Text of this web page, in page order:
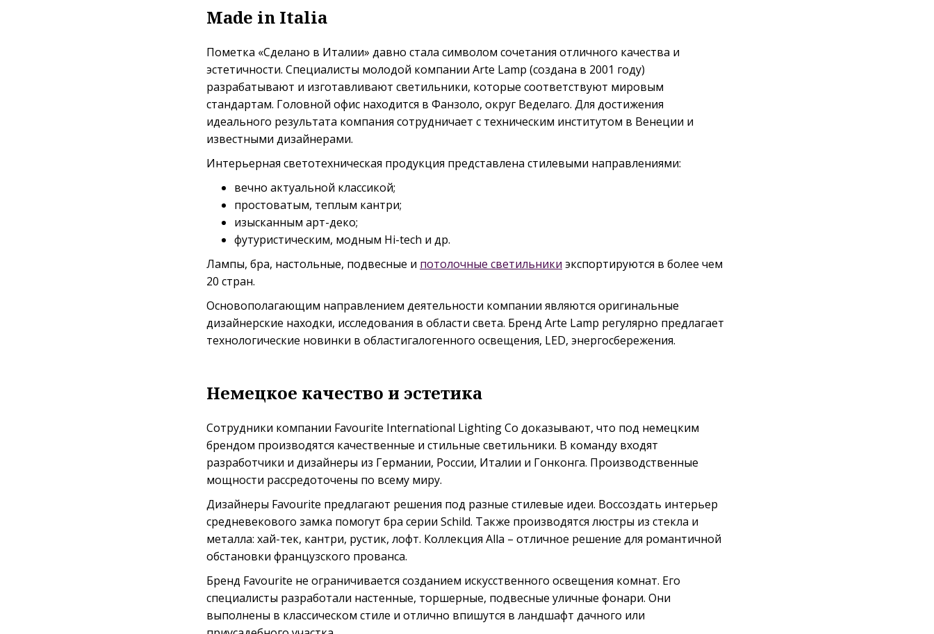
Made in Italia
Пометка «Сделано в Италии» давно стала символом сочетания отличного качества и
эстетичности. Специалисты молодой компании Arte Lamp (создана в 2001 году)
разрабатывают и изготавливают светильники, которые соответствуют мировым
стандартам. Головной офис находится в Фанзоло, округ Веделаго. Для достижения
идеального результата компания сотрудничает с техническим институтом в Венеции и
известными дизайнерами.
Интерьерная светотехническая продукция представлена стилевыми направлениями:
вечно актуальной классикой;
простоватым, теплым кантри;
изысканным арт-деко;
футуристическим, модным Hi-tech и др.
Лампы, бра, настольные, подвесные и потолочные светильники экспортируются в более чем
20 стран.
Основополагающим направлением деятельности компании являются оригинальные
дизайнерские находки, исследования в области света. Бренд Arte Lamp регулярно предлагает
технологические новинки в областигалогенного освещения, LED, энергосбережения.
Немецкое качество и эстетика
Сотрудники компании Favourite International Lighting Co доказывают, что под немецким
брендом производятся качественные и стильные светильники. В команду входят
разработчики и дизайнеры из Германии, России, Италии и Гонконга. Производственные
мощности рассредоточены по всему миру.
Дизайнеры Favourite предлагают решения под разные стилевые идеи. Воссоздать интерьер
средневекового замка помогут бра серии Schild. Также производятся люстры из стекла и
металла: хай-тек, кантри, рустик, лофт. Коллекция Alla – отличное решение для романтичной
обстановки французского прованса.
Бренд Favourite не ограничивается созданием искусственного освещения комнат. Его
специалисты разработали настенные, торшерные, подвесные уличные фонари. Они
выполнены в классическом стиле и отлично впишутся в ландшафт дачного или